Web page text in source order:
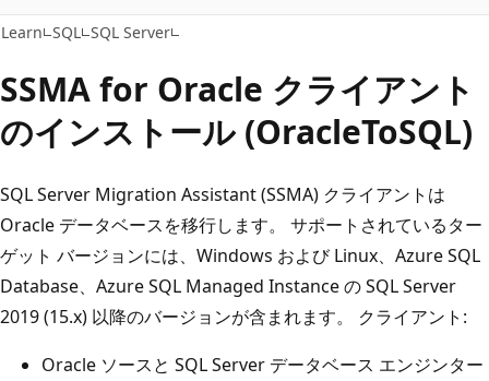
プ
Learn SQL SQL Server
SSMA for Oracle クライアント
のインストール (OracleToSQL)
SQL Server Migration Assistant (SSMA) クライアントは
Oracle データベースを移行します。 サポートされているター
ゲット バージョンには、Windows および Linux、Azure SQL
Database、Azure SQL Managed Instance の SQL Server
2019 (15.x) 以降のバージョンが含まれます。 クライアント:
Oracle ソースと SQL Server データベース エンジンター